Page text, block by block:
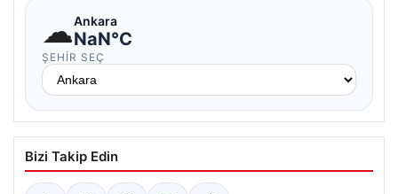
☁Ankara
NaN°C
ŞEHIR SEÇ
Bizi Takip Edin